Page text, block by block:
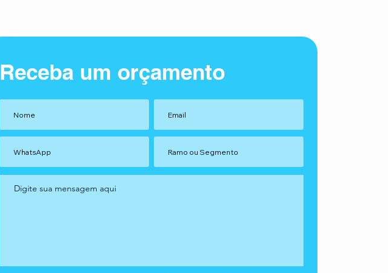
Receba um orçamento